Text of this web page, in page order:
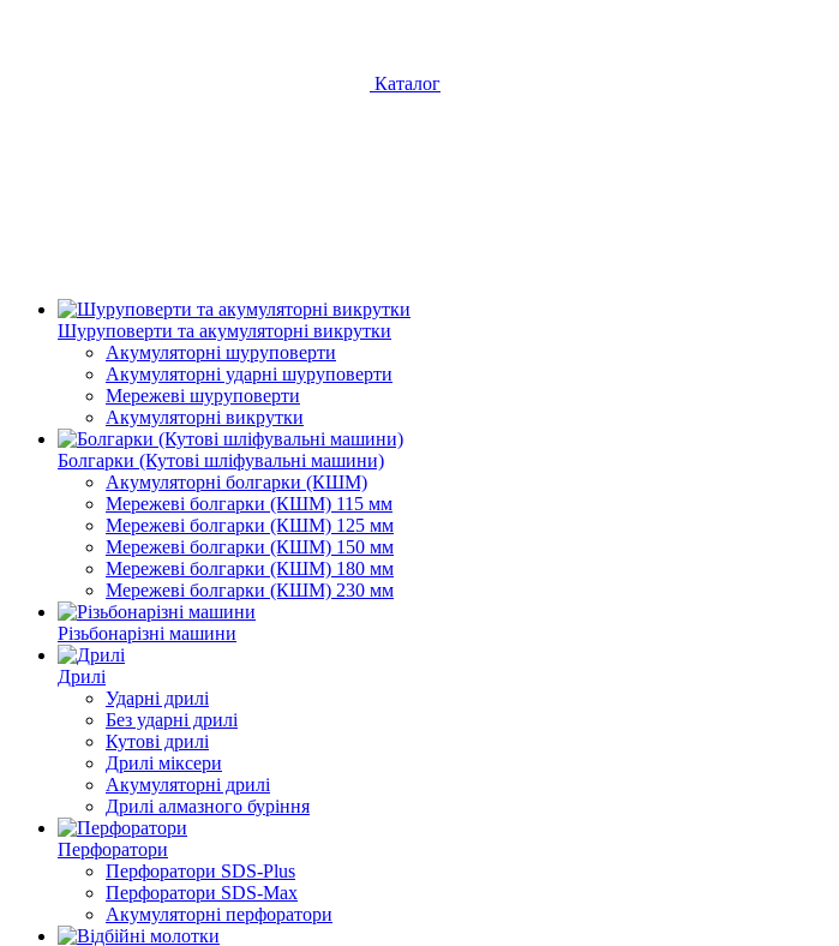
Каталог
Шуруповерти та акумуляторні викрутки
Акумуляторні шуруповерти
Акумуляторні ударні шуруповерти
Мережеві шуруповерти
Акумуляторні викрутки
Болгарки (Кутові шліфувальні машини)
Акумуляторні болгарки (КШМ)
Мережеві болгарки (КШМ) 115 мм
Мережеві болгарки (КШМ) 125 мм
Мережеві болгарки (КШМ) 150 мм
Мережеві болгарки (КШМ) 180 мм
Мережеві болгарки (КШМ) 230 мм
Різьбонарізні машини
Дрилі
Ударні дрилі
Без ударні дрилі
Кутові дрилі
Дрилі міксери
Акумуляторні дрилі
Дрилі алмазного буріння
Перфоратори
Перфоратори SDS-Plus
Перфоратори SDS-Max
Акумуляторні перфоратори